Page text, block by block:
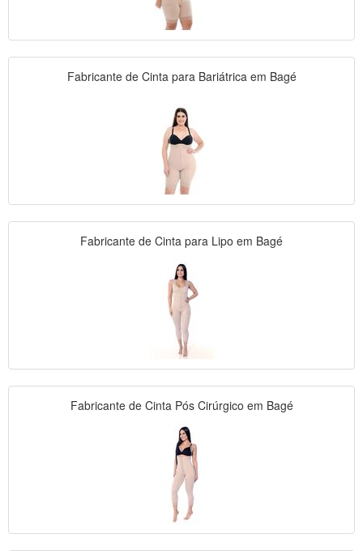
Fabricante de Cinta para Bariátrica em Bagé
Fabricante de Cinta para Lipo em Bagé
Fabricante de Cinta Pós Cirúrgico em Bagé